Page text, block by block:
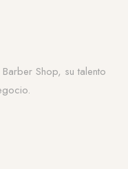
Shop, su talento